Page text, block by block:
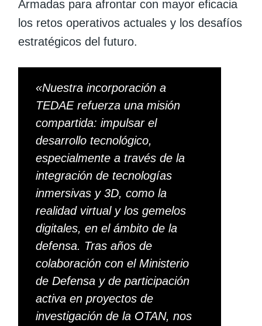
Armadas para afrontar con mayor eficacia
los retos operativos actuales y los desafíos
estratégicos del futuro.
«Nuestra incorporación a
TEDAE refuerza una misión
compartida: impulsar el
desarrollo tecnológico,
especialmente a través de la
integración de tecnologías
inmersivas y 3D, como la
realidad virtual y los gemelos
digitales, en el ámbito de la
defensa. Tras años de
colaboración con el Ministerio
de Defensa y de participación
activa en proyectos de
investigación de la OTAN, nos